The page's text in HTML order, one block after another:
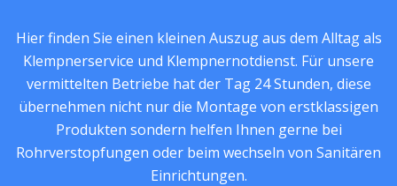
Hier finden Sie einen kleinen Auszug aus dem Alltag als
Klempnerservice und Klempnernotdienst. Für unsere
vermittelten Betriebe hat der Tag 24 Stunden, diese
übernehmen nicht nur die Montage von erstklassigen
Produkten sondern helfen Ihnen gerne bei
Rohrverstopfungen oder beim wechseln von Sanitären
Einrichtungen.